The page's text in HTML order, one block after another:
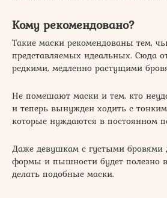
Кому рекомендовано?
Такие маски рекомендованы тем,
представляемых идеальных. Сюда
редкими, медленно растущими
Не помешают маски и тем, кто
и теперь вынужден ходить с
которые нуждаются в постоянном
Даже девушкам с густыми бровями
формы и пышности будет полезно
делать подобные маски.